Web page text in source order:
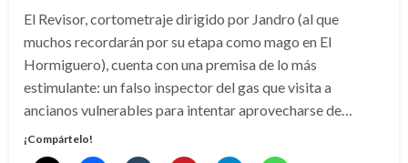
El Revisor, cortometraje dirigido por Jandro (al que
muchos recordarán por su etapa como mago en El
Hormiguero), cuenta con una premisa de lo más
estimulante: un falso inspector del gas que visita a
ancianos vulnerables para intentar aprovecharse de…
¡Compártelo!